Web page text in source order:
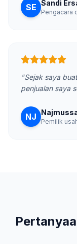
SE Sandi
Pengacara
"Sejak saya
penjualan saya
NJ Pemilik